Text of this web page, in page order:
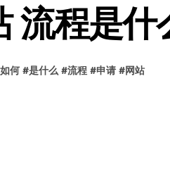
与高效编排驱动服务器性能跃升
流程是什
如何 #是什么 #流程 #申请 #网站